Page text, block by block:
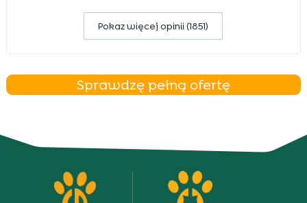
Pokaz więcej opinii (1851)
Sprawdzę pełną ofertę